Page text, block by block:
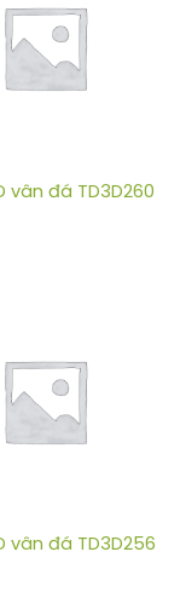
vân đá TD3D260
vân đá TD3D256